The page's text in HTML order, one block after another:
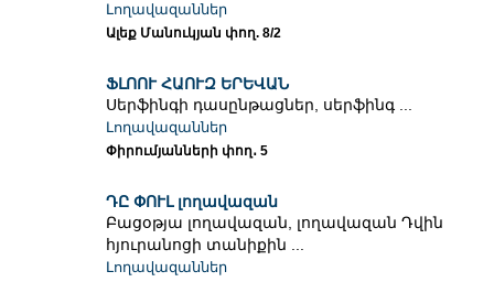
Լողավազաններ
Ալեք Մանուկյան փող. 8/2
ՖԼՈՈՒ ՀԱՈՒԶ ԵՐԵՎԱՆ
Սերֆինգի դասընթացներ, սերֆինգ ...
Լողավազաններ
Փիրումյանների փող․ 5
ԴԸ ՓՈՒԼ լողավազան
Բացօթյա լողավազան, լողավազան Դվին
հյուրանոցի տանիքին ...
Լողավազաններ